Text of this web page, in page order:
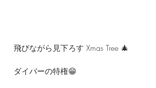
飛びながら見下ろす Xmas Tree 🎄
ダイバーの特権😁